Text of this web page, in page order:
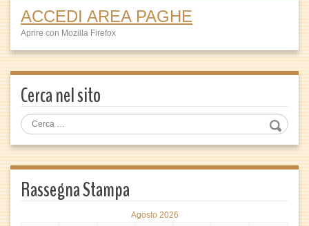
ACCEDI AREA PAGHE
Aprire con Mozilla Firefox
Cerca nel sito
Rassegna Stampa
Agosto 2026